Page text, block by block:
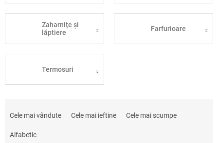
Zaharnițe și
lăptiere
Farfurioare
Termosuri
Cele mai vândute Cele mai ieftine Cele mai scumpe
Alfabetic